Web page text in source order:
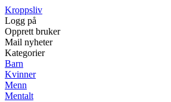
Kroppsliv
Logg på
Opprett bruker
Mail nyheter
Kategorier
Barn
Kvinner
Menn
Mentalt